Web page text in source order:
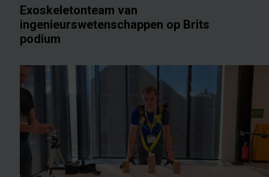
Exoskeletonteam van
ingenieurswetenschappen op Brits
podium